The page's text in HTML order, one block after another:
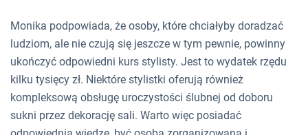
Monika podpowiada, że osoby, które chciałyby doradzać
ludziom, ale nie czują się jeszcze w tym pewnie, powinny
ukończyć odpowiedni kurs stylisty. Jest to wydatek rzędu
kilku tysięcy zł. Niektóre stylistki oferują również
kompleksową obsługę uroczystości ślubnej od doboru
sukni przez dekorację sali. Warto więc posiadać